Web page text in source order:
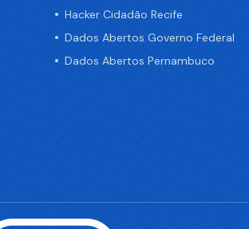
Hacker Cidadão Recife
Dados Abertos Governo Federal
Dados Abertos Pernambuco